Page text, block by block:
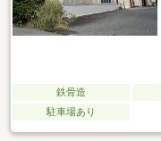
鉄骨造
駐車場あり